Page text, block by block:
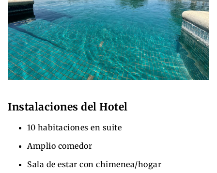
Instalaciones del Hotel
10 habitaciones en suite
Amplio comedor
Sala de estar con chimenea/hogar